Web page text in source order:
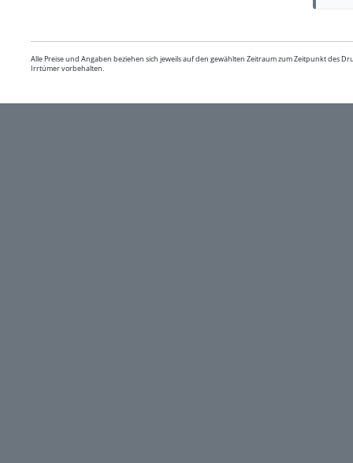
Alle Preise und Angaben beziehen sich jeweils auf den gewählten Zeitraum zum Zeitpunkt des
Irrtümer vorbehalten.